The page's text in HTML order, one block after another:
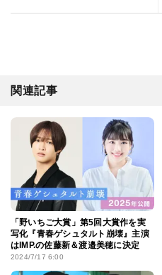
関連記事
「野いちご大賞」第5回大賞作を実
写化『青春ゲシュタルト崩壊』主演
はIMP.の佐藤新＆渡邉美穂に決定
2024/7/17 6:00